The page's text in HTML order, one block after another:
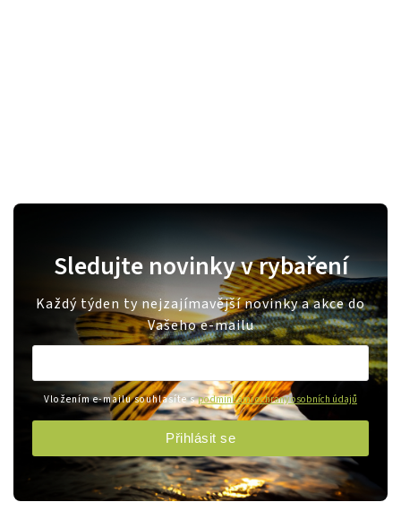
Sledujte novinky v rybaření
Každý týden ty nejzajímavější novinky a akce do
Vašeho e-mailu
Vložením e-mailu souhlasíte spodmínkami ochrany osobních údajů
Přihlásit se